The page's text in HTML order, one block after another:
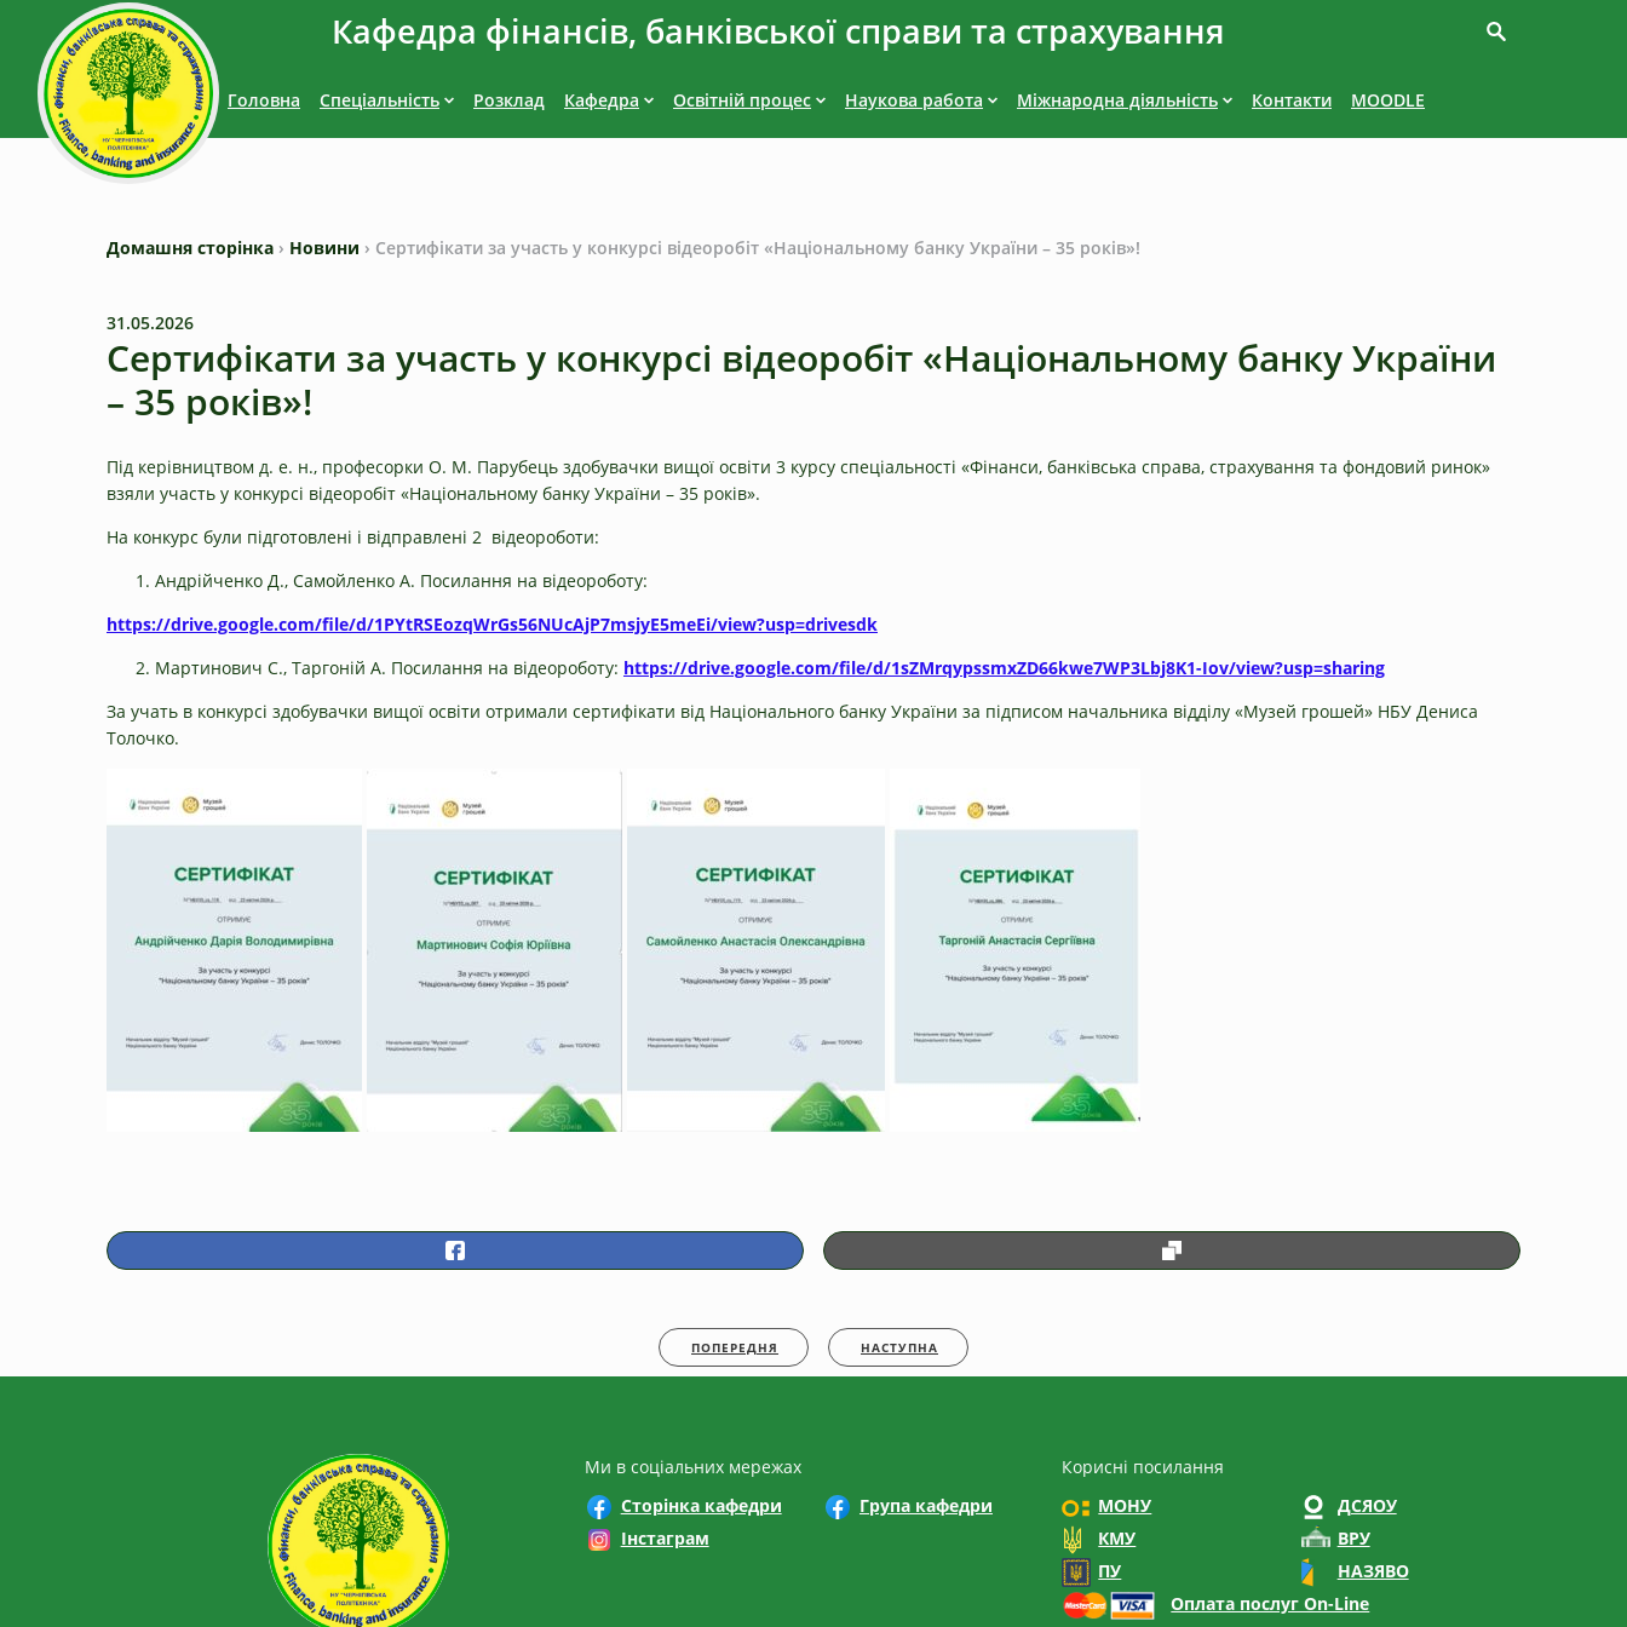
Кафедра фінансів, банківської справи та страхування
Головна Спеціальність Розклад Кафедра Освітній процес Наукова работа Міжнародна діяльність Контакти MOODLE
Домашня сторінка › Новини › Сертифікати за участь у конкурсі відеоробіт «Національному банку України – 35 років»!
31.05.2026
Сертифікати за участь у конкурсі відеоробіт «Національному банку України
– 35 років»!
Під керівництвом д. е. н., професорки О. М. Парубець здобувачки вищої освіти 3 курсу спеціальності «Фінанси, банківська справа, страхування та фондовий ринок»
взяли участь у конкурсі відеоробіт «Національному банку України – 35 років».
На конкурс були підготовлені і відправлені 2 відеороботи:
Андрійченко Д., Самойленко А. Посилання на відеороботу:
https://drive.google.com/file/d/1PYtRSEozqWrGs56NUcAjP7msjyE5meEi/view?usp=drivesdk
Мартинович С., Таргоній А. Посилання на відеороботу: https://drive.google.com/file/d/1sZMrqypssmxZD66kwe7WP3Lbj8K1-Iov/view?usp=sharing
За учать в конкурсі здобувачки вищої освіти отримали сертифікати від Національного банку України за підписом начальника відділу «Музей грошей» НБУ Дениса
Толочко.
ПОПЕРЕДНЯ НАСТУПНА
Ми в соціальних мережах
Сторінка кафедри
Група кафедри
Інстаграм
Корисні посилання
МОНУ
ДСЯОУ
КМУ
ВРУ
ПУ
НАЗЯВО
Оплата послуг On-Line